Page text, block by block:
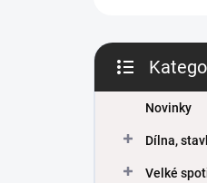
kategorie
Novinky
Dílna,
Velké